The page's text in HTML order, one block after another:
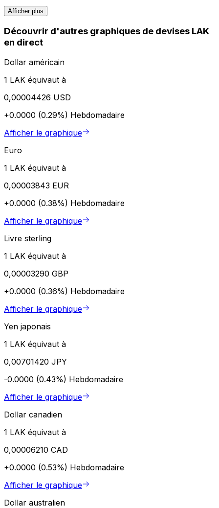
Afficher plus
Découvrir d'autres graphiques de devises LAK
en direct
Dollar américain
1 LAK équivaut à
0,00004426 USD
+0.0000 (0.29%) Hebdomadaire
Afficher le graphique
Euro
1 LAK équivaut à
0,00003843 EUR
+0.0000 (0.38%) Hebdomadaire
Afficher le graphique
Livre sterling
1 LAK équivaut à
0,00003290 GBP
+0.0000 (0.36%) Hebdomadaire
Afficher le graphique
Yen japonais
1 LAK équivaut à
0,00701420 JPY
-0.0000 (0.43%) Hebdomadaire
Afficher le graphique
Dollar canadien
1 LAK équivaut à
0,00006210 CAD
+0.0000 (0.53%) Hebdomadaire
Afficher le graphique
Dollar australien